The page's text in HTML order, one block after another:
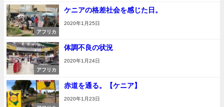
アフリカ
ケニアの格差社会を感じた日。
2020年1月25日
アフリカ
体調不良の状況
2020年1月24日
赤道を通る。【ケニア】
2020年1月23日